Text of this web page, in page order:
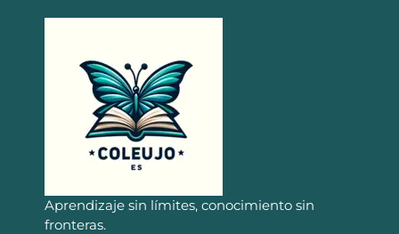
Aprendizaje sin límites, conocimiento sin
fronteras.